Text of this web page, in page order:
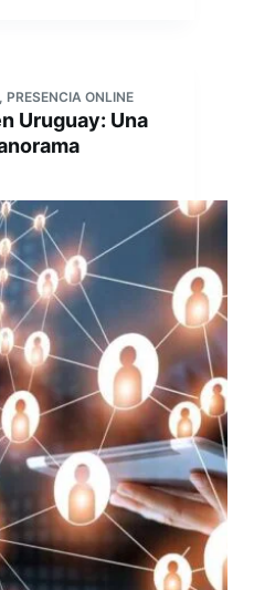
PRESENCIA ONLINE
Uruguay: Una